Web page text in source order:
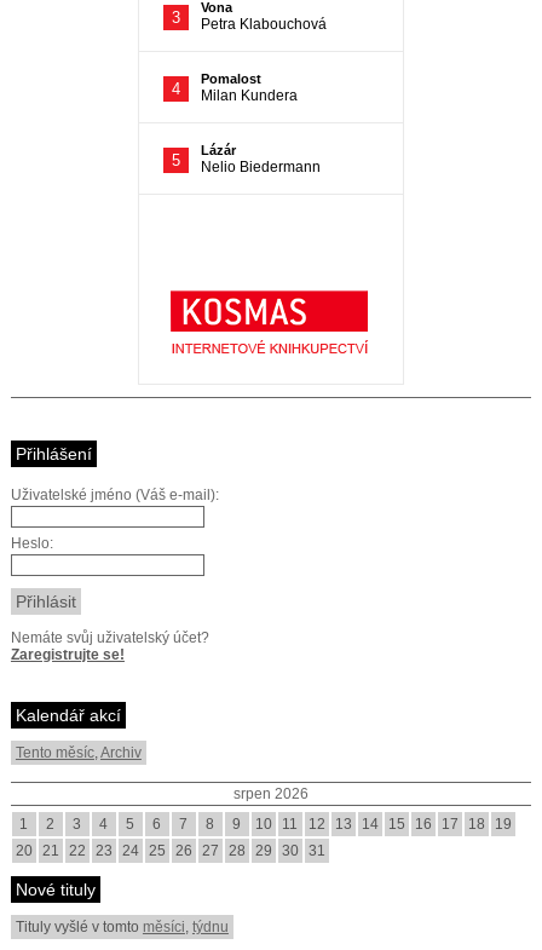
Přihlášení
Uživatelské jméno (Váš e-mail):
Heslo:
Nemáte svůj uživatelský účet?
Zaregistrujte se!
Kalendář akcí
Tento měsíc,Archiv
srpen 2026
1
2 3 4 5 6 7 8 9 10 11 12 13 14 15 16 17 18
19
20 21 22 23 24 25 26 27 28 29 30 31
Nové tituly
Tituly vyšlé v tomto měsíci, týdnu